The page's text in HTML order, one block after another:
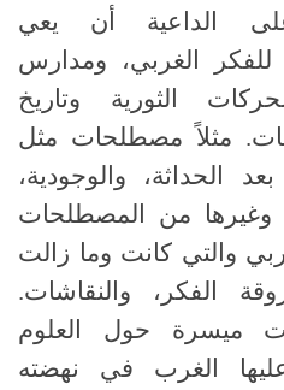
الداعية أن يعي
للفكر الغربي، ومدارس
الثورية وتاريخ
. مثلاً مصطلحات مثل
بعد الحداثة، والوجودية،
وغيرها من المصطلحات
والتي كانت وما زالت
الفكر، والنقاشات.
ميسرة حول العلوم
عليها الغرب في نهضته